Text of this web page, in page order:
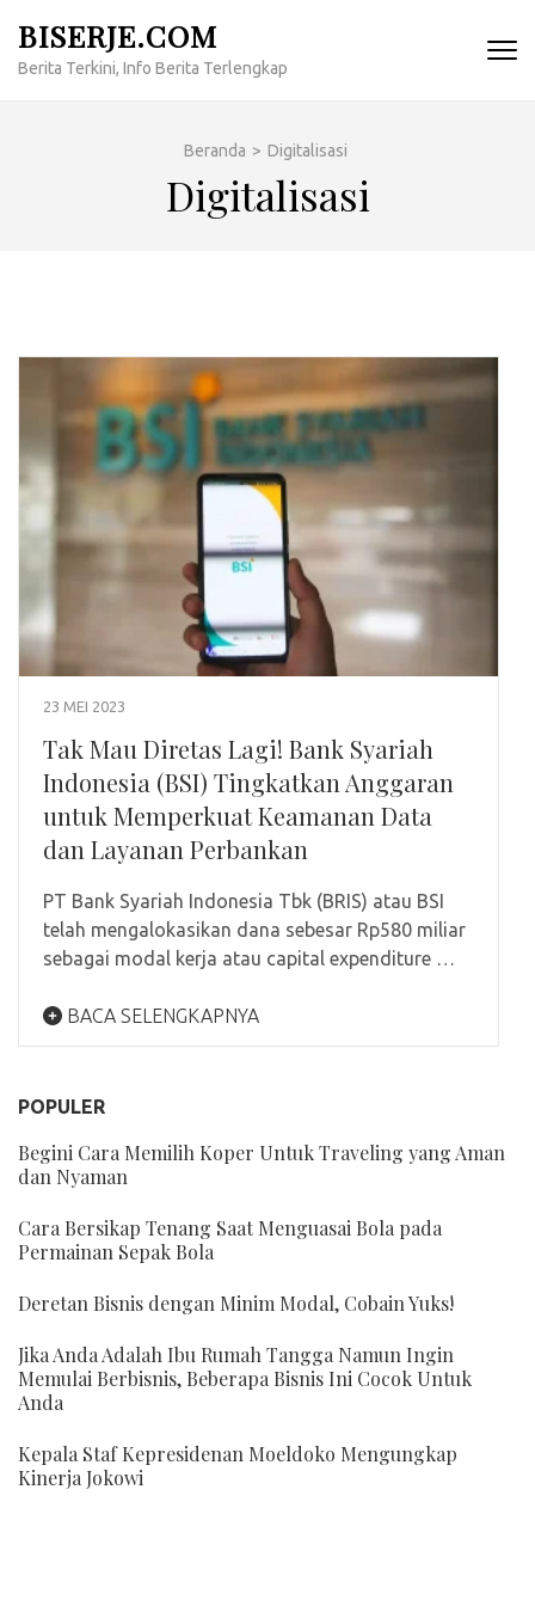
konten
BISERJE.COM
Berita Terkini, Info Berita Terlengkap
Beranda > Digitalisasi
Digitalisasi
23 MEI 2023
Tak Mau Diretas Lagi! Bank Syariah
Indonesia (BSI) Tingkatkan Anggaran
untuk Memperkuat Keamanan Data
dan Layanan Perbankan
PT Bank Syariah Indonesia Tbk (BRIS) atau BSI
telah mengalokasikan dana sebesar Rp580 miliar
sebagai modal kerja atau capital expenditure …
BACA SELENGKAPNYA
POPULER
Begini Cara Memilih Koper Untuk Traveling yang Aman
dan Nyaman
Cara Bersikap Tenang Saat Menguasai Bola pada
Permainan Sepak Bola
Deretan Bisnis dengan Minim Modal, Cobain Yuks!
Jika Anda Adalah Ibu Rumah Tangga Namun Ingin
Memulai Berbisnis, Beberapa Bisnis Ini Cocok Untuk
Anda
Kepala Staf Kepresidenan Moeldoko Mengungkap
Kinerja Jokowi